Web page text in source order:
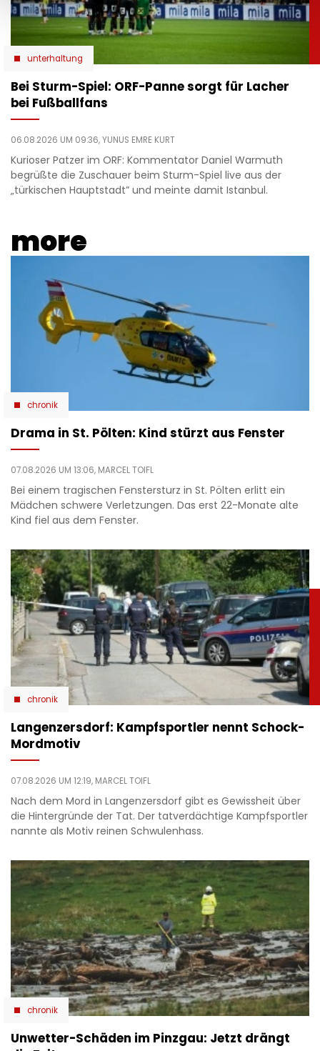
unterhaltung
Bei Sturm-Spiel: ORF-Panne sorgt für Lacher
bei Fußballfans
06.08.2026 UM 09:36,YUNUS EMRE KURT
Kurioser Patzer im ORF: Kommentator Daniel Warmuth
begrüßte die Zuschauer beim Sturm-Spiel live aus der
„türkischen Hauptstadt” und meinte damit Istanbul.
more
chronik
Drama in St. Pölten: Kind stürzt aus Fenster
07.08.2026 UM 13:06, MARCEL TOIFL
Bei einem tragischen Fenstersturz in St. Pölten erlitt ein
Mädchen schwere Verletzungen. Das erst 22-Monate alte
Kind fiel aus dem Fenster.
chronik
Langenzersdorf: Kampfsportler nennt Schock-
Mordmotiv
07.08.2026 UM 12:19, MARCEL TOIFL
Nach dem Mord in Langenzersdorf gibt es Gewissheit über
die Hintergründe der Tat. Der tatverdächtige Kampfsportler
nannte als Motiv reinen Schwulenhass.
chronik
Unwetter-Schäden im Pinzgau: Jetzt drängt